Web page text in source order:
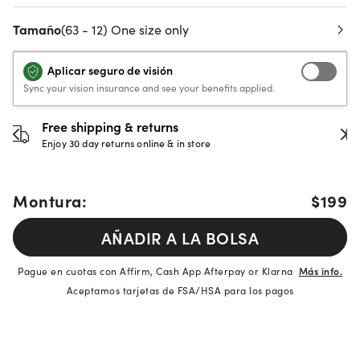
Tamaño(63 - 12) One size only
Aplicar seguro de visión
Sync your vision insurance and see your benefits applied.
30-day happiness guarantee
Full refund or replacement within 30 days
Montura:
$199
AÑADIR A LA BOLSA
Pague en cuotas con Affirm, Cash App Afterpay or Klarna Más info.
Aceptamos tarjetas de FSA/HSA para los pagos